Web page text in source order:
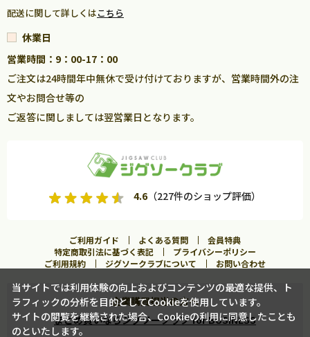
カートに入れる
配送に関して詳しくはこちら
休業日
営業時間：9：00-17：00
ご注文は24時間年中無休で受け付けておりますが、営業時間外の注
文やお問合せ等の
ご返答に関しましては翌営業日となります。
4.6（227件のショップ評価）
ご利用ガイド よくある質問
会員特典
特定商取引法に基づく表記
プライバシーポリシー
ご利用規約
ジグソークラブについて お問い合わせ
企業購買担当の方へ
まとめ買いならジグソークラブ for BUSINESS
当サイトでは利用体験の向上およびコンテンツの最適な提供、ト
ラフィックの分析を目的としてCookieを使用しています。
サイトの閲覧を継続された場合、Cookieの利用に同意したことも
のといたします。